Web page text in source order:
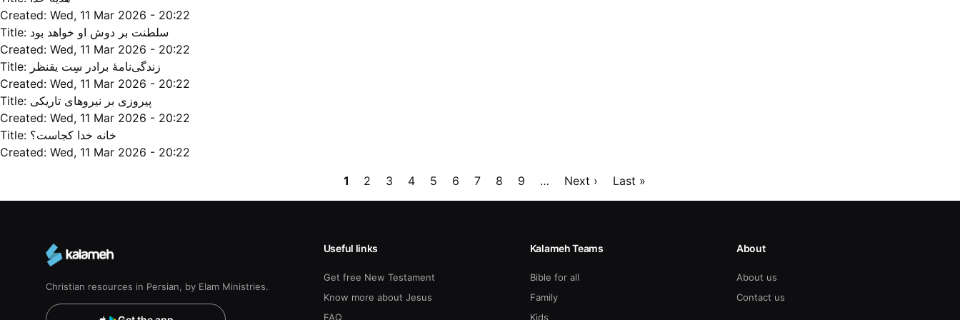
Created: Wed, 11 Mar 2026 - 20:22
Title: سلطنت بر دوش او خواهد بود
Created: Wed, 11 Mar 2026 - 20:22
Title: زندگی‌‌نامۀ برادر سِت یقنظر
Created: Wed, 11 Mar 2026 - 20:22
Title: پیروزی بر نیروهای تاریکی
Created: Wed, 11 Mar 2026 - 20:22
Title: خانه خدا کجاست؟
Created: Wed, 11 Mar 2026 - 20:22
Page
1 Page
2 Page
3 Page
4 Page
5 Page
6 Page
7 Page
8 Page
9 …
Next
page
Next ›
Last
page
Last »
Christian resources in Persian, by Elam Ministries.
Useful links
Get free New Testament
Know more about Jesus
FAQ
Kalameh Teams
Bible for all
Family
Kids
About
About us
Contact us